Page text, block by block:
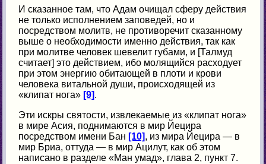
И сказанное там, что Адам очищал сферу действия
не только исполнением заповедей, но и
посредством молитв, не противоречит сказанному
выше о необходимости именно действия, так как
при молитве человек шевелит губами, и [Талмуд
считает] это действием, ибо молящийся расходует
при этом энергию обитающей в плоти и крови
человека витальной души, происходящей из
«клипат нога» [9].
Эти искры святости, извлекаемые из «клипат нога»
в мире Асия, поднимаются в мир Йецира
посредством имени Бан [10], из мира Йецира — в
мир Бриа, оттуда — в мир Ацилут, как об этом
написано в разделе «Ман умад», глава 2, пункт 7.